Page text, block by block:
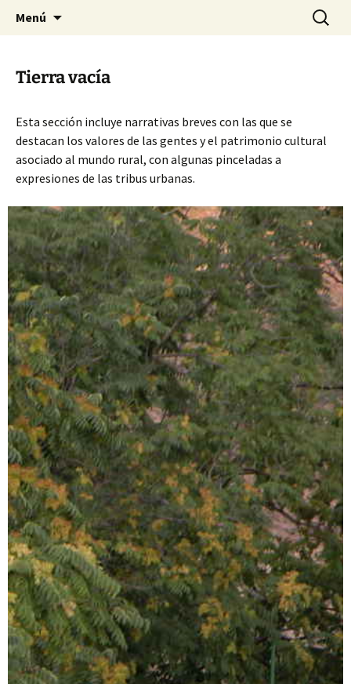
Casa de Mágina
Menú Buscar:
Tierra vacía
Esta sección incluye narrativas breves con las que se
destacan los valores de las gentes y el patrimonio cultural
asociado al mundo rural, con algunas pinceladas a
expresiones de las tribus urbanas.